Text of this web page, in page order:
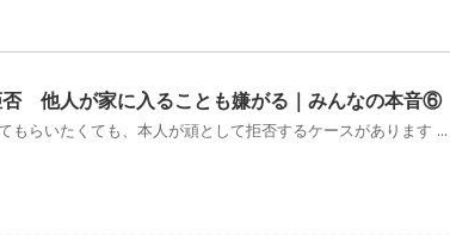
否 他人が家に入ることも嫌がる｜みんなの本音⑥
もらいたくても、本人が頑として拒否するケースがあります ...